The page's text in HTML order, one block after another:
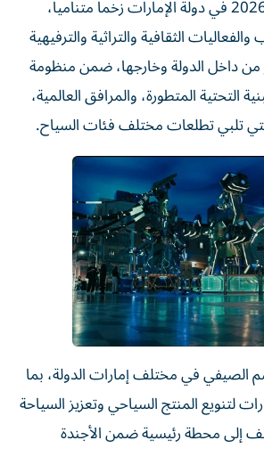
الثقافية والتراثية والترفيهية
داخل الدولة وخارجها، ضمن منظومة
التحتية المتطورة، والمرافق العالمية،
تلبي تطلعات مختلف فئات السياح.
الصيفي في مختلف إمارات الدولة، بما
لتنويع المنتج السياحي وتعزيز السياحة
إلى محطة رئيسية ضمن الأجندة